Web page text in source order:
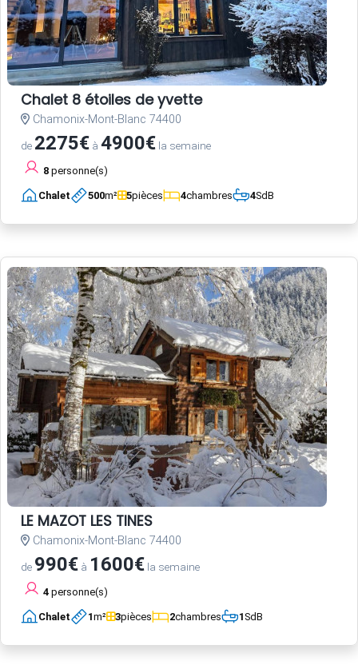
Chalet 8 étoiles de yvette
Chamonix-Mont-Blanc 74400
de 2275€ à 4900€ la semaine
8 personne(s)
Chalet 500m² 5pièces 4chambres 4SdB
LE MAZOT LES TINES
Chamonix-Mont-Blanc 74400
de 990€ à 1600€ la semaine
4 personne(s)
Chalet 1m² 3pièces 2chambres 1SdB